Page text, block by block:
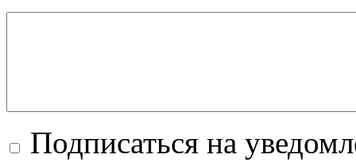
Подписаться на